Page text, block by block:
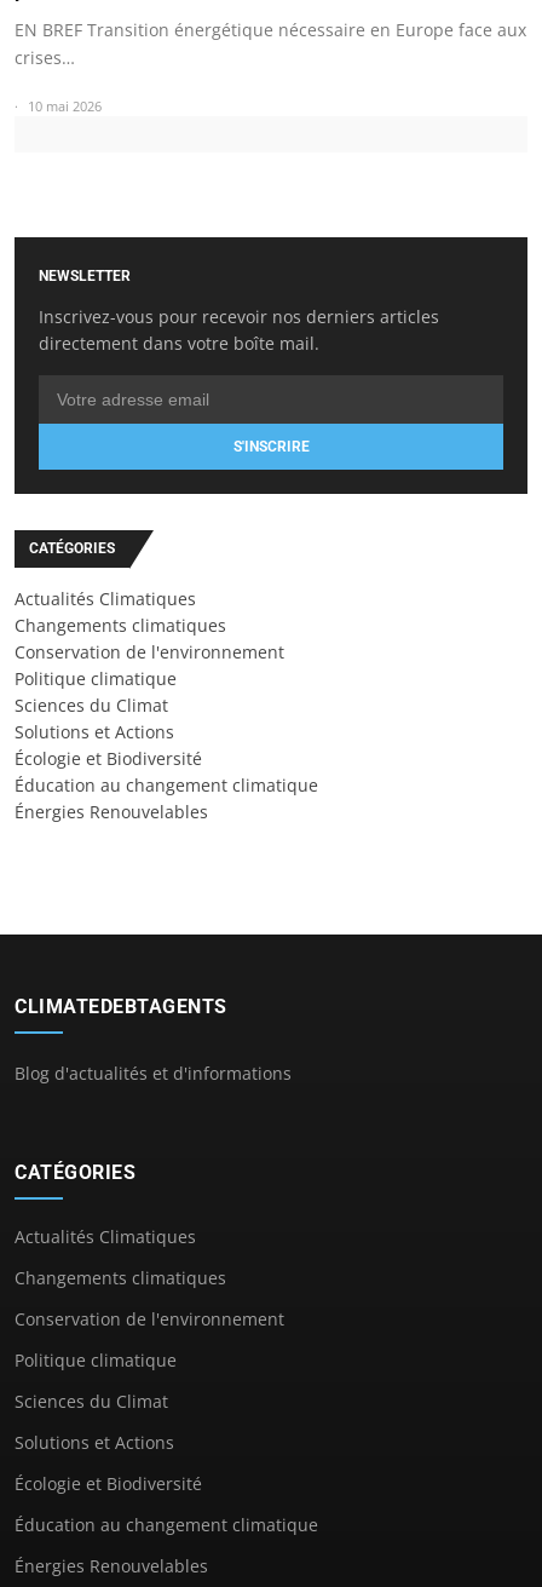
EN BREF Transition énergétique nécessaire en Europe face aux
crises…
10 mai 2026
NEWSLETTER
Inscrivez-vous pour recevoir nos derniers articles
directement dans votre boîte mail.
S'INSCRIRE
CATÉGORIES
Actualités Climatiques
Changements climatiques
Conservation de l'environnement
Politique climatique
Sciences du Climat
Solutions et Actions
Écologie et Biodiversité
Éducation au changement climatique
Énergies Renouvelables
CLIMATEDEBTAGENTS
Blog d'actualités et d'informations
CATÉGORIES
Actualités Climatiques
Changements climatiques
Conservation de l'environnement
Politique climatique
Sciences du Climat
Solutions et Actions
Écologie et Biodiversité
Éducation au changement climatique
Énergies Renouvelables